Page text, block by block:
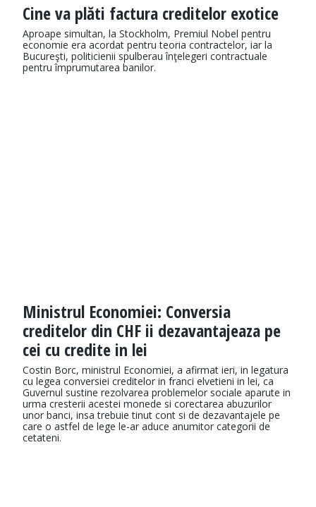
Cine va plăti factura creditelor exotice
Aproape simultan, la Stockholm, Premiul Nobel pentru
economie era acordat pentru teoria contractelor, iar la
Bucureşti, politicienii spulberau înţelegeri contractuale
pentru împrumutarea banilor.
Ministrul Economiei: Conversia
creditelor din CHF ii dezavantajeaza pe
cei cu credite in lei
Costin Borc, ministrul Economiei, a afirmat ieri, in legatura
cu legea conversiei creditelor in franci elvetieni in lei, ca
Guvernul sustine rezolvarea problemelor sociale aparute in
urma cresterii acestei monede si corectarea abuzurilor
unor banci, insa trebuie tinut cont si de dezavantajele pe
care o astfel de lege le-ar aduce anumitor categorii de
cetateni.